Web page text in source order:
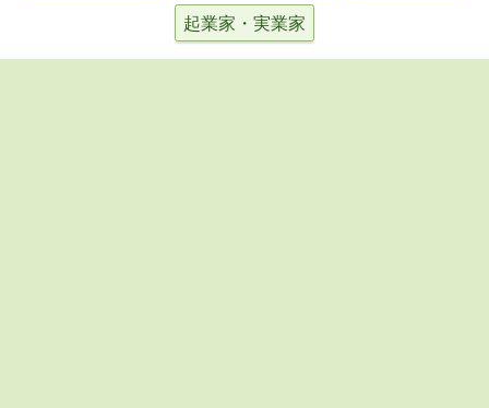
起業家・実業家